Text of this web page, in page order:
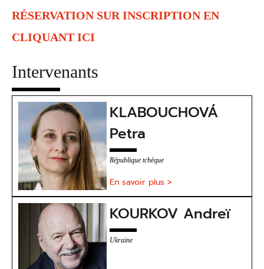
RÉSERVATION SUR INSCRIPTION EN
CLIQUANT ICI
Intervenants
KLABOUCHOVÁ
Petra
République tchèque
En savoir plus >
KOURKOV Andreï
Ukraine